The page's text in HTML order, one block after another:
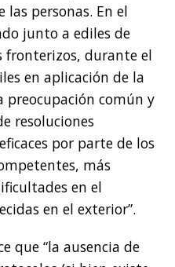
personas. En el
junto a ediles de
durante el
en aplicación de la
preocupación común y
resoluciones
por parte de los
más
en el
en el exterior”.
que “la ausencia de